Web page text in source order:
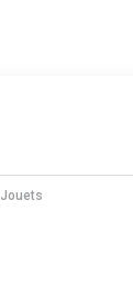
Jouets